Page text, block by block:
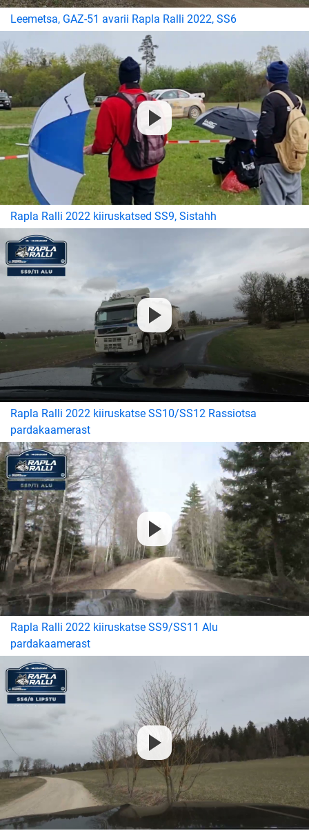
Leemetsa, GAZ-51 avarii Rapla Ralli 2022, SS6
Rapla Ralli 2022 kiiruskatsed SS9, Sistahh
Rapla Ralli 2022 kiiruskatse SS10/SS12 Rassiotsa
pardakaamerast
Rapla Ralli 2022 kiiruskatse SS9/SS11 Alu
pardakaamerast